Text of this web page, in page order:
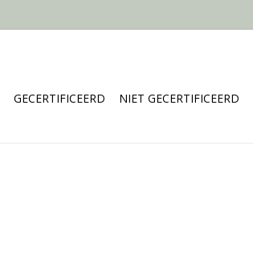
GECERTIFICEERD NIET GECERTIFICEERD